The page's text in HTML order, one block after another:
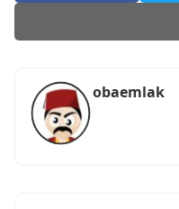
obaemlak